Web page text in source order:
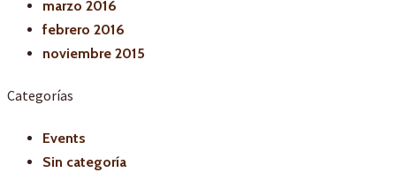
marzo 2016
febrero 2016
noviembre 2015
Categorías
Events
Sin categoría